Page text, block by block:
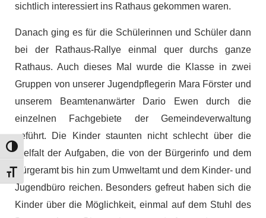
Umschalten auf hohe Kontraste
Schrift vergrößern
sichtlich interessiert ins Rathaus gekommen waren.
Danach ging es für die Schülerinnen und Schüler dann
bei der Rathaus-Rallye einmal quer durchs ganze
Rathaus. Auch dieses Mal wurde die Klasse in zwei
Gruppen von unserer Jugendpflegerin Mara Förster und
unserem Beamtenanwärter Dario Ewen durch die
einzelnen Fachgebiete der Gemeindeverwaltung
geführt. Die Kinder staunten nicht schlecht über die
Vielfalt der Aufgaben, die von der Bürgerinfo und dem
Bürgeramt bis hin zum Umweltamt und dem Kinder- und
Jugendbüro reichen. Besonders gefreut haben sich die
Kinder über die Möglichkeit, einmal auf dem Stuhl des